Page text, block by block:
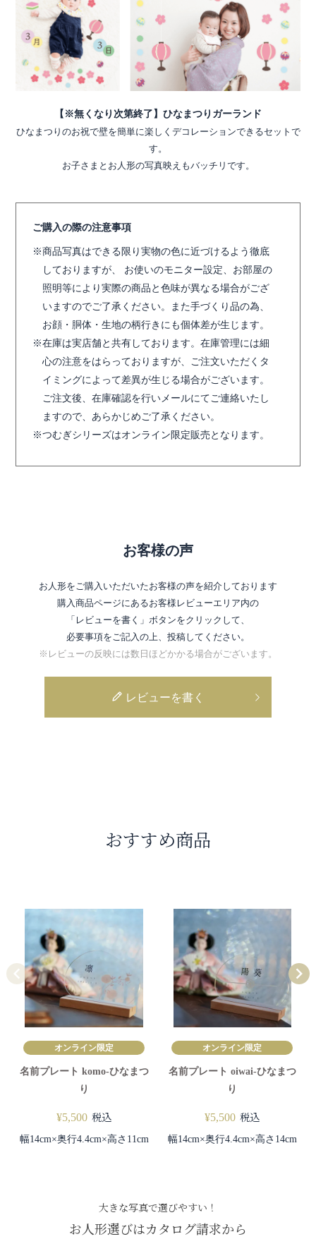
【※無くなり次第終了】ひなまつりガーランド
ひなまつりのお祝で壁を簡単に楽しくデコレーションできるセットで
す。
お子さまとお人形の写真映えもバッチリです。
ご購入の際の注意事項
商品写真はできる限り実物の色に近づけるよう徹底
しておりますが、 お使いのモニター設定、お部屋の
照明等により実際の商品と色味が異なる場合がござ
いますのでご了承ください。また手づくり品の為、
お顔・胴体・生地の柄行きにも個体差が生じます。
在庫は実店舗と共有しております。在庫管理には細
心の注意をはらっておりますが、ご注文いただくタ
イミングによって差異が生じる場合がございます。
ご注文後、在庫確認を行いメールにてご連絡いたし
ますので、あらかじめご了承ください。
つむぎシリーズはオンライン限定販売となります。
お客様の声
お人形をご購入いただいたお客様の声を紹介しております
購入商品ページにあるお客様レビューエリア内の
「レビューを書く」ボタンをクリックして、
必要事項をご記入の上、投稿してください。
※レビューの反映には数日ほどかかる場合がございます。
レビューを書く
おすすめ商品
オンライン限定
名前プレート komo-ひなまつ
り
¥5,500 税込
幅14cm×奥行4.4cm×高さ11cm
オンライン限定
名前プレート oiwai-ひなまつ
り
¥5,500 税込
幅14cm×奥行4.4cm×高さ14cm
大きな写真で選びやすい！
お人形選びはカタログ請求から